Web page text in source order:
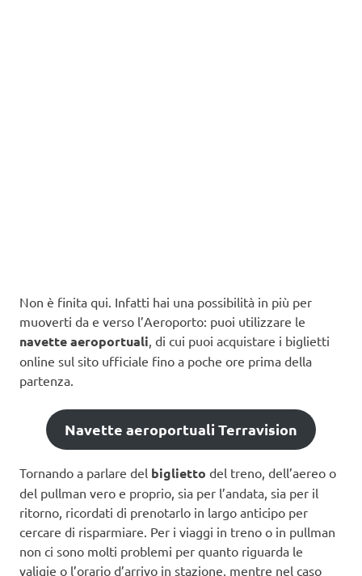
Non è finita qui. Infatti hai una possibilità in più per
muoverti da e verso l’Aeroporto: puoi utilizzare le
navette aeroportuali, di cui puoi acquistare i biglietti
online sul sito ufficiale fino a poche ore prima della
partenza.
Navette aeroportuali Terravision
Tornando a parlare del biglietto del treno, dell’aereo o
del pullman vero e proprio, sia per l’andata, sia per il
ritorno, ricordati di prenotarlo in largo anticipo per
cercare di risparmiare. Per i viaggi in treno o in pullman
non ci sono molti problemi per quanto riguarda le
valigie o l’orario d’arrivo in stazione, mentre nel caso